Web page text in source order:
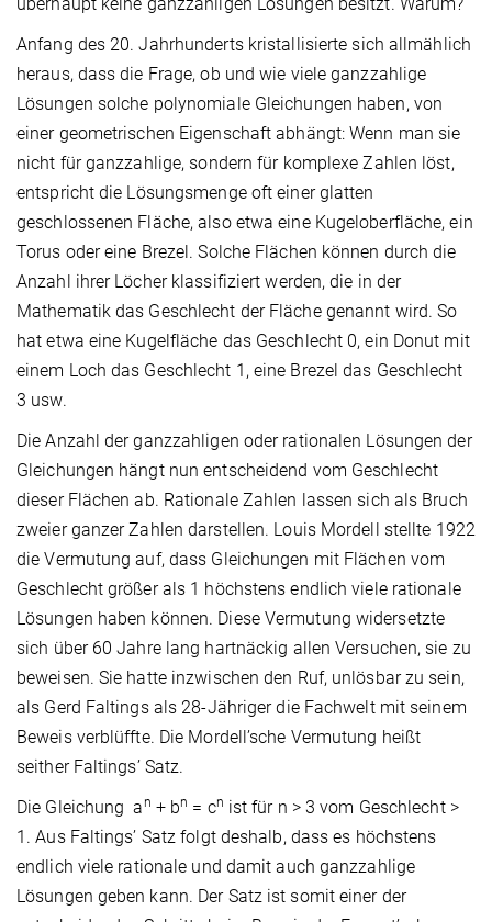
Anfang des 20. Jahrhunderts kristallisierte sich allmählich
heraus, dass die Frage, ob und wie viele ganzzahlige
Lösungen solche polynomiale Gleichungen haben, von
einer geometrischen Eigenschaft abhängt: Wenn man sie
nicht für ganzzahlige, sondern für komplexe Zahlen löst,
entspricht die Lösungsmenge oft einer glatten
geschlossenen Fläche, also etwa eine Kugeloberfläche, ein
Torus oder eine Brezel. Solche Flächen können durch die
Anzahl ihrer Löcher klassifiziert werden, die in der
Mathematik das Geschlecht der Fläche genannt wird. So
hat etwa eine Kugelfläche das Geschlecht 0, ein Donut mit
einem Loch das Geschlecht 1, eine Brezel das Geschlecht
3 usw.
Die Anzahl der ganzzahligen oder rationalen Lösungen der
Gleichungen hängt nun entscheidend vom Geschlecht
dieser Flächen ab. Rationale Zahlen lassen sich als Bruch
zweier ganzer Zahlen darstellen. Louis Mordell stellte 1922
die Vermutung auf, dass Gleichungen mit Flächen vom
Geschlecht größer als 1 höchstens endlich viele rationale
Lösungen haben können. Diese Vermutung widersetzte
sich über 60 Jahre lang hartnäckig allen Versuchen, sie zu
beweisen. Sie hatte inzwischen den Ruf, unlösbar zu sein,
als Gerd Faltings als 28-Jähriger die Fachwelt mit seinem
Beweis verblüffte. Die Mordell’sche Vermutung heißt
seither Faltings’ Satz.
Die Gleichung a n + bn = cn ist für n > 3 vom Geschlecht >
1. Aus Faltings’ Satz folgt deshalb, dass es höchstens
endlich viele rationale und damit auch ganzzahlige
Lösungen geben kann. Der Satz ist somit einer der